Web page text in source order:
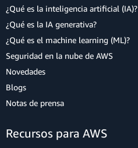
¿Qué es la inteligencia artificial (IA)?
¿Qué es la IA generativa?
¿Qué es el machine learning (ML)?
Seguridad en la nube de AWS
Novedades
Blogs
Notas de prensa
Recursos para AWS